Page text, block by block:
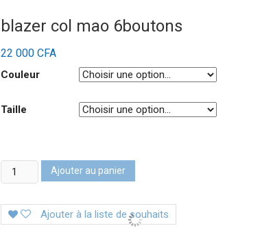
blazer col mao 6boutons
22 000CFA
Couleur
Taille
quantité
de
col
Ajouter au panier
Ajouter à la liste de souhaits